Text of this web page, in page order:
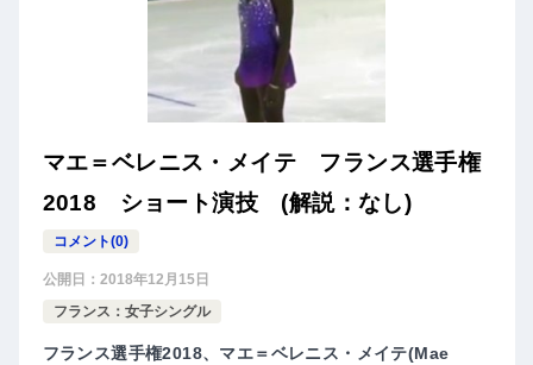
マエ＝ベレニス・メイテ フランス選手権
2018 ショート演技 (解説：なし)
コメント(0)
公開日： 2018年12月15日
フランス：女子シングル
フランス選手権2018、マエ＝ベレニス・メイテ(Mae